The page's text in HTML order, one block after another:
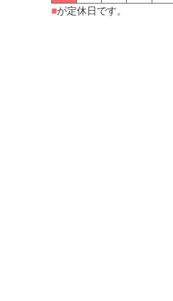
■が定休日です。